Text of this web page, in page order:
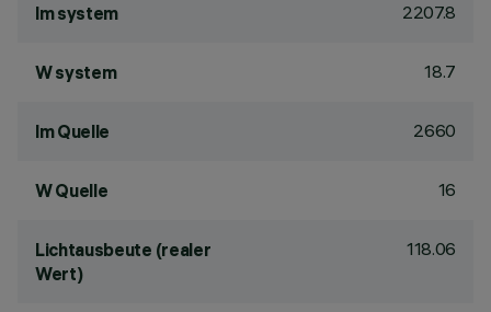
lm system 2207.8
W system 18.7
lm Quelle 2660
W Quelle 16
Lichtausbeute (realer
Wert)
118.06